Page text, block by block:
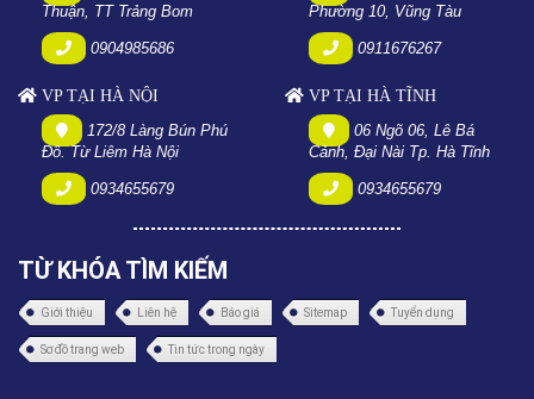
Thuận, TT Trảng Bom
0904985686
Phường 10, Vũng Tàu
0911676267
VP TẠI HÀ NỘI
172/8 Làng Bún Phú
Đô. Từ Liêm Hà Nội
0934655679
VP TẠI HÀ TĨNH
06 Ngõ 06, Lê Bá
Cảnh, Đại Nài Tp. Hà Tĩnh
0934655679
TỪ KHÓA TÌM KIẾM
Giới thiệu Liên hệ Báo giá Sitemap Tuyển dụng
Sơ đồ trang web Tin tức trong ngày